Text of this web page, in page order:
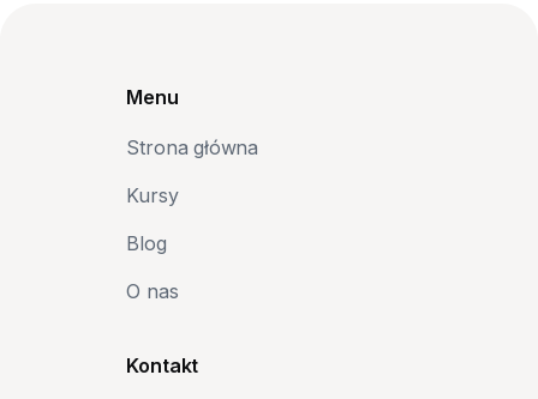
Menu
Strona główna
Kursy
Blog
O nas
Kontakt